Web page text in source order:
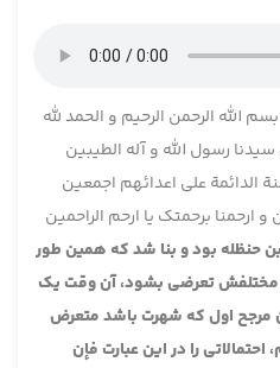
الله الرحمن الرحیم و الحمد لله
رسول الله و آله الطیبین
الدائمة علی اعدائهم اجمعین
ارحمنا برحمتک یا ارحم الراحمین
حنظله بود و بنا شد که همین طور
مختلفش تعرضی بشود، آن وقت یک
مرجح اول که شهرت باشد متعرض
را در این عبارت فإن